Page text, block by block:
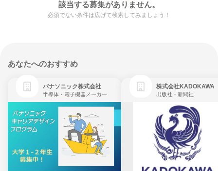
該当する募集がありません。
必須でない条件は広げて検索してみましょう！
あなたへのおすすめ
パナソニック株式会社
半導体・電子機器メーカー
株式会社KADOKAWA
出版社・新聞社